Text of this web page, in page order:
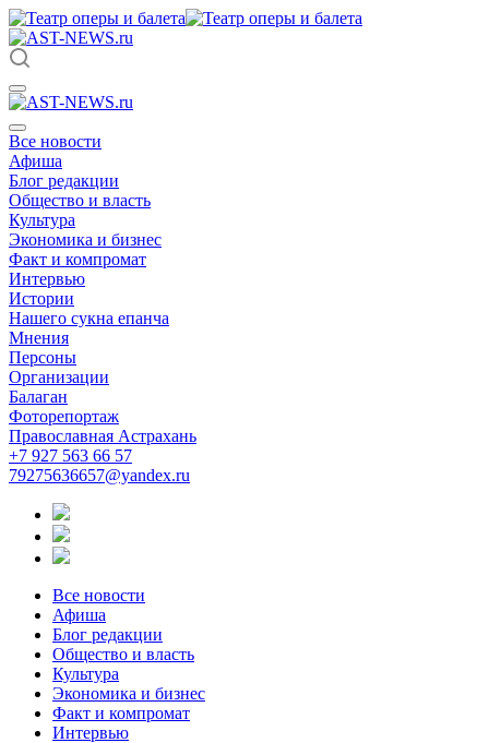
Все новости
Афиша
Блог редакции
Общество и власть
Культура
Экономика и бизнес
Факт и компромат
Интервью
Истории
Нашего сукна епанча
Мнения
Персоны
Организации
Балаган
Фоторепортаж
Православная Астрахань
+7 927 563 66 57
79275636657@yandex.ru
Все новости
Афиша
Блог редакции
Общество и власть
Культура
Экономика и бизнес
Факт и компромат
Интервью